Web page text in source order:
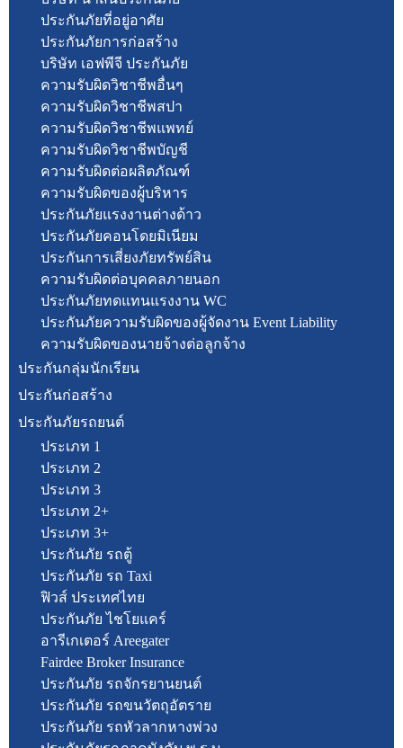
ประกันภัยที่อยู่อาศัย
ประกันภัยการก่อสร้าง
บริษัท เอฟพีจี ประกันภัย
ความรับผิดวิชาชีพอื่นๆ
ความรับผิดวิชาชีพสปา
ความรับผิดวิชาชีพแพทย์
ความรับผิดวิชาชีพบัญชี
ความรับผิดต่อผลิตภัณฑ์
ความรับผิดของผู้บริหาร
ประกันภัยแรงงานต่างด้าว
ประกันภัยคอนโดยมิเนียม
ประกันการเสี่ยงภัยทรัพย์สิน
ความรับผิดต่อบุคคลภายนอก
ประกันภัยทดแทนแรงงาน WC
ประกันภัยความรับผิดของผู้จัดงาน Event Liability
ความรับผิดของนายจ้างต่อลูกจ้าง
ประกันกลุ่มนักเรียน
ประกันก่อสร้าง
ประกันภัยรถยนต์
ประเภท 1
ประเภท 2
ประเภท 3
ประเภท 2+
ประเภท 3+
ประกันภัย รถตู้
ประกันภัย รถ Taxi
ฟิวส์ ประเทศไทย
ประกันภัย ไชโยแคร์
อารีเกเตอร์ Areegater
Fairdee Broker Insurance
ประกันภัย รถจักรยานยนต์
ประกันภัย รถขนวัตถุอัตราย
ประกันภัย รถหัวลากหางพ่วง